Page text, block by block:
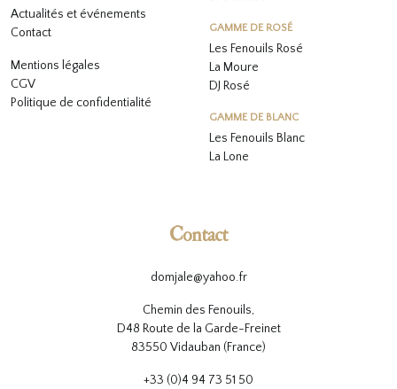
Actualités et événements
Contact
Mentions légales
CGV
Politique de confidentialité
GAMME DE ROSÉ
Les Fenouils Rosé
La Moure
DJ Rosé
GAMME DE BLANC
Les Fenouils Blanc
La Lone
Contact
domjale@yahoo.fr
Chemin des Fenouils,
D48 Route de la Garde-Freinet
83550 Vidauban (France)
+33 (0)4 94 73 51 50